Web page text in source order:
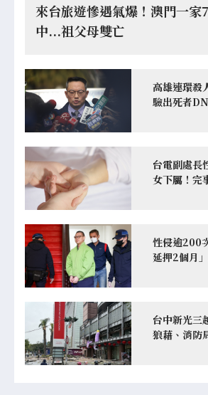
來台旅遊慘遇氣爆！澳門一家
中...祖父母雙亡
高雄連環殺
驗出死者
台電副處長
女下屬！完
性侵逾200
延押2個月
台中新光三
狼藉、消防